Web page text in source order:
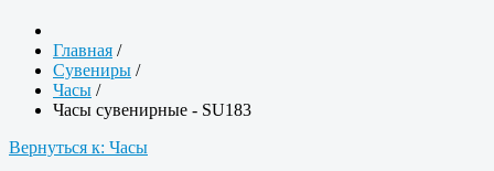
Главная /
Сувениры /
Часы /
Часы сувенирные - SU183
Вернуться к: Часы